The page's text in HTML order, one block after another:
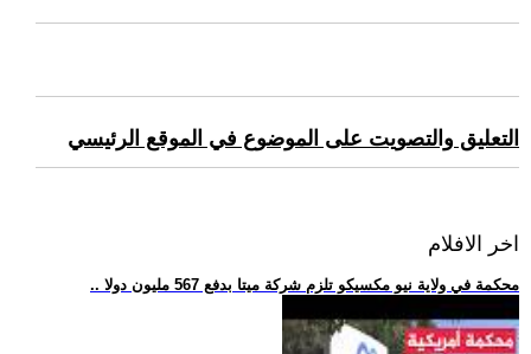
التعليق والتصويت على الموضوع في الموقع الرئيسي
اخر الافلام
.. محكمة في ولاية نيو مكسيكو تلزم شركة ميتا بدفع 567 مليون دولا